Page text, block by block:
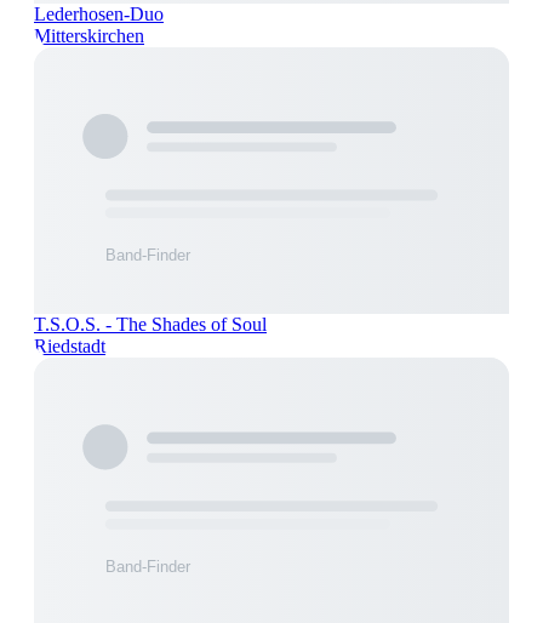
Lederhosen-Duo
Mitterskirchen
T.S.O.S. - The Shades of Soul
Riedstadt